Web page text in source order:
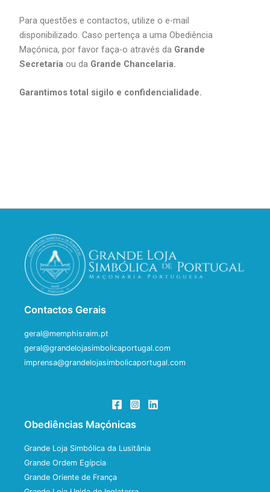
Para questões e contactos, utilize o e-mail
disponibilizado. Caso pertença a uma Obediência
Maçónica, por favor faça-o através da Grande
Secretaria ou da Grande Chancelaria.
Garantimos total sigilo e confidencialidade.
Contactos Gerais
geral@memphisraim.pt
geral@grandelojasimbolicaportugal.com
imprensa@grandelojasimbolicaportugal.com
Obediências Maçónicas
Grande Loja Simbólica da Lusitânia
Grande Ordem Egípcia
Grande Oriente de França